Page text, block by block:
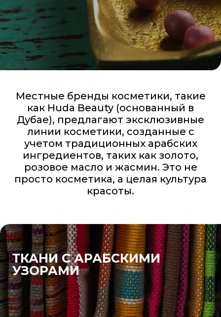
Местные бренды косметики, такие
как Huda Beauty (основанный в
Дубае), предлагают эксклюзивные
линии косметики, созданные с
учетом традиционных арабских
ингредиентов, таких как золото,
розовое масло и жасмин. Это не
просто косметика, а целая культура
красоты.
ТКАНИ С АРАБСКИМИ
УЗОРАМИ